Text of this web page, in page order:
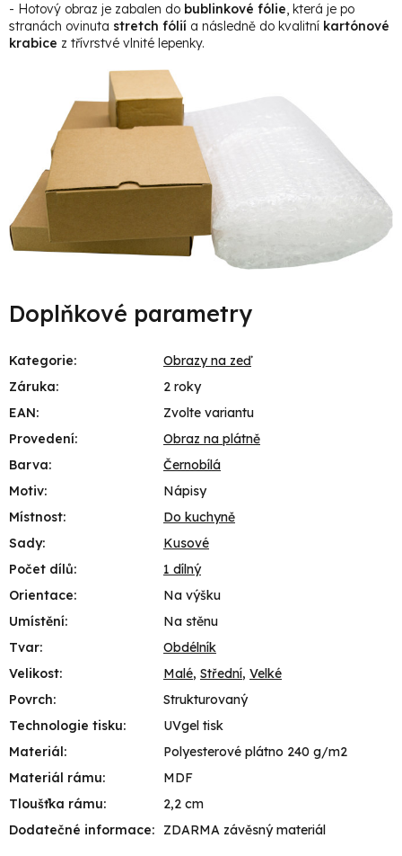
- Hotový obraz je zabalen do bublinkové fólie, která je po
stranách ovinuta stretch fólií a následně do kvalitní kartónové
krabice z třívrstvé vlnité lepenky.
Doplňkové parametry
Kategorie:
Obrazy na zeď
Záruka:
2 roky
EAN:
Zvolte variantu
Provedení:
Obraz na plátně
Barva:
Černobílá
Motiv:
Nápisy
Místnost:
Do kuchyně
Sady:
Kusové
Počet dílů:
1 dílný
Orientace:
Na výšku
Umístění:
Na stěnu
Tvar:
Obdélník
Velikost: Malé, Střední, Velké
Povrch:
Strukturovaný
Technologie tisku:
UVgel tisk
Materiál:
Polyesterové plátno 240 g/m2
Materiál rámu:
MDF
Tloušťka rámu:
2,2 cm
Dodatečné informace: ZDARMA závěsný materiál